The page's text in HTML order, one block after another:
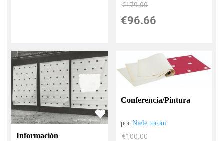
€179.00
€96.66
Información
Conferencia/Pintura
porNiele toroni
€100.00